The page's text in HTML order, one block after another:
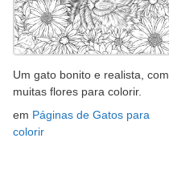
Um gato bonito e realista, com
muitas flores para colorir.
em Páginas de Gatos para
colorir